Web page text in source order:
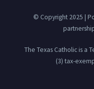
© Copyright 2025 |
The Texas Catholic is a
(3) tax-